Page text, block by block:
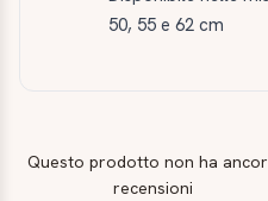
50, 55 e 62 cm
Questo prodotto non ha
recensioni